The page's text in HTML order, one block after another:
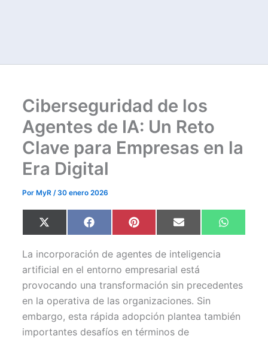
Ciberseguridad de los
Agentes de IA: Un Reto
Clave para Empresas en la
Era Digital
Por MyR/30 enero 2026
Compartir
en
X
(
w
i
t
t
e
)
Compartir
en
F
a
e
b
o
o
k
Compartir
en
P
i
t
e
r
e
s
Compartir
en
E
m
i
l
en
W
h
p
La incorporación de agentes de inteligencia
artificial en el entorno empresarial está
provocando una transformación sin precedentes
en la operativa de las organizaciones. Sin
embargo, esta rápida adopción plantea también
importantes desafíos en términos de